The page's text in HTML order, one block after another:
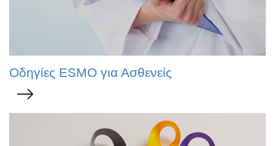
Οδηγίες ESMO για Ασθενείς